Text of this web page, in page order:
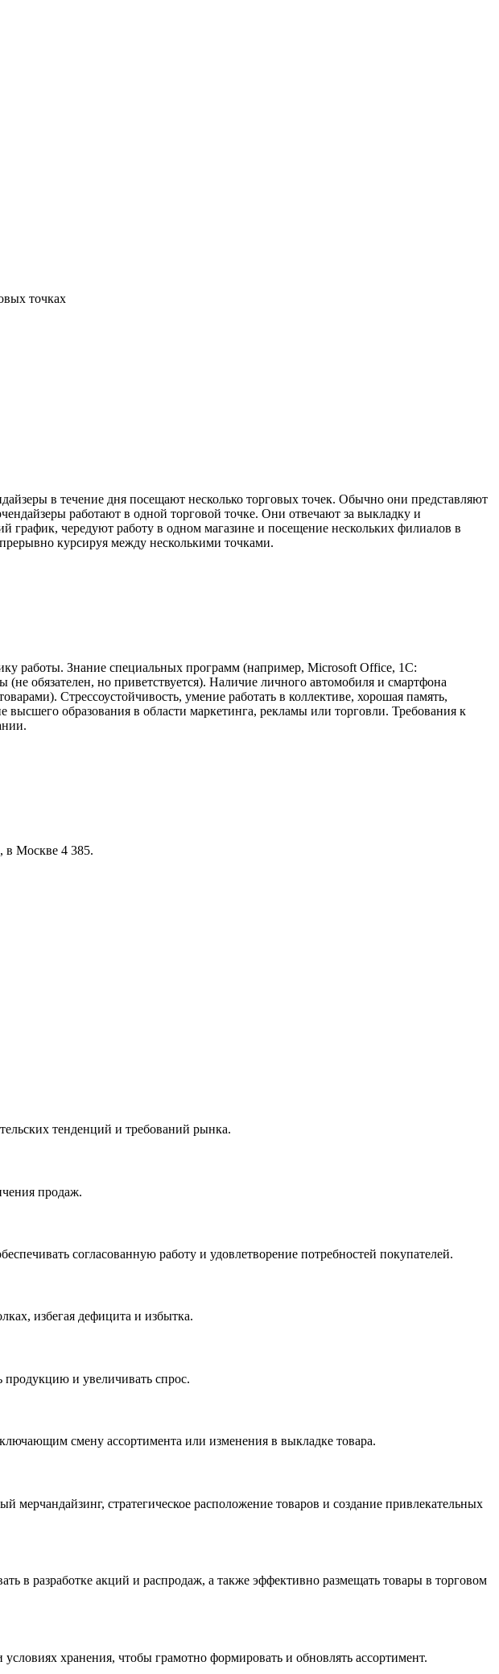
точках
в течение дня посещают несколько торговых точек. Обычно они представляют
работают в одной торговой точке. Они отвечают за выкладку и
чередуют работу в одном магазине и посещение нескольких филиалов в
курсируя между несколькими точками.
работы. Знание специальных программ (например, Microsoft Office, 1С:
обязателен, но приветствуется). Наличие личного автомобиля и смартфона
Стрессоустойчивость, умение работать в коллективе, хорошая память,
высшего образования в области маркетинга, рекламы или торговли. Требования к
в Москве 4 385.
тенденций и требований рынка.
продаж.
согласованную работу и удовлетворение потребностей покупателей.
избегая дефицита и избытка.
продукцию и увеличивать спрос.
смену ассортимента или изменения в выкладке товара.
стратегическое расположение товаров и создание привлекательных
в разработке акций и распродаж, а также эффективно размещать товары в торговом
хранения, чтобы грамотно формировать и обновлять ассортимент.